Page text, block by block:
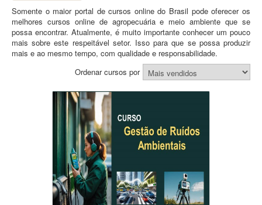
Somente o maior portal de cursos online do Brasil pode oferecer os
melhores cursos online de agropecuária e meio ambiente que se
possa encontrar. Atualmente, é muito importante conhecer um pouco
mais sobre este respeitável setor. Isso para que se possa produzir
mais e ao mesmo tempo, com qualidade e responsabilidade.
Ordenar cursos por